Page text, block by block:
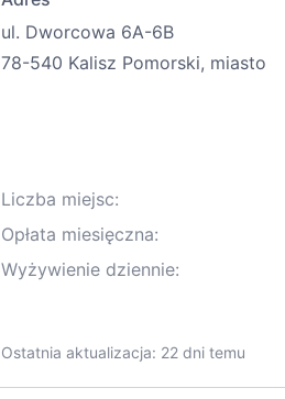
ul. Dworcowa 6A-6B
78-540 Kalisz Pomorski, miasto
Liczba miejsc:
Opłata miesięczna:
Wyżywienie dziennie:
Ostatnia aktualizacja: 22 dni temu